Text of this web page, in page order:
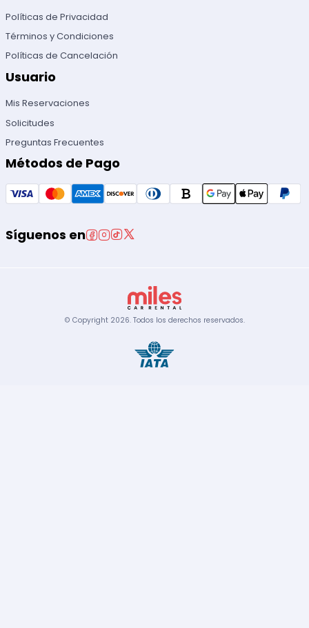
Políticas de Privacidad
Términos y Condiciones
Políticas de Cancelación
Usuario
Mis Reservaciones
Solicitudes
Preguntas Frecuentes
Métodos de Pago
Síguenos en
© Copyright 2026. Todos los derechos reservados.